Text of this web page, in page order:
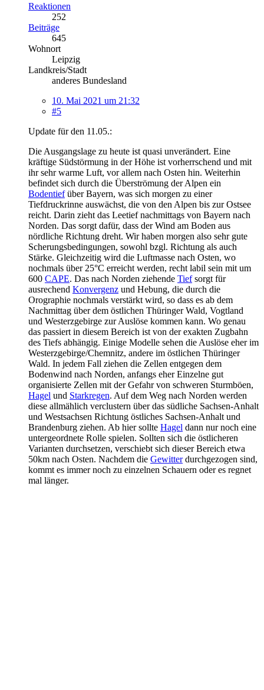
Reaktionen
252
Beiträge
645
Wohnort
Leipzig
Landkreis/Stadt
anderes Bundesland
10. Mai 2021 um 21:32
#5
Update für den 11.05.:
Die Ausgangslage zu heute ist quasi unverändert. Eine
kräftige Südstörmung in der Höhe ist vorherrschend und mit
ihr sehr warme Luft, vor allem nach Osten hin. Weiterhin
befindet sich durch die Überströmung der Alpen ein
Bodentiefüber Bayern, was sich morgen zu einer
Tiefdruckrinne auswächst, die von den Alpen bis zur Ostsee
reicht. Darin zieht das Leetief nachmittags von Bayern nach
Norden. Das sorgt dafür, dass der Wind am Boden aus
nördliche Richtung dreht. Wir haben morgen also sehr gute
Scherungsbedingungen, sowohl bzgl. Richtung als auch
Stärke. Gleichzeitig wird die Luftmasse nach Osten, wo
nochmals über 25°C erreicht werden, recht labil sein mit um
600 CAPE. Das nach Norden ziehende Tiefsorgt für
ausrechend Konvergenz und Hebung, die durch die
Orographie nochmals verstärkt wird, so dass es ab dem
Nachmittag über dem östlichen Thüringer Wald, Vogtland
und Westerzgebirge zur Auslöse kommen kann. Wo genau
das passiert in diesem Bereich ist von der exakten Zugbahn
des Tiefs abhängig. Einige Modelle sehen die Auslöse eher im
Westerzgebirge/Chemnitz, andere im östlichen Thüringer
Wald. In jedem Fall ziehen die Zellen entgegen dem
Bodenwind nach Norden, anfangs eher Einzelne gut
organisierte Zellen mit der Gefahr von schweren Sturmböen,
Hagel und Starkregen. Auf dem Weg nach Norden werden
diese allmählich verclustern über das südliche Sachsen-Anhalt
und Westsachsen Richtung östliches Sachsen-Anhalt und
Brandenburg ziehen. Ab hier sollte Hagel dann nur noch eine
untergeordnete Rolle spielen. Sollten sich die östlicheren
Varianten durchsetzen, verschiebt sich dieser Bereich etwa
50km nach Osten. Nachdem die Gewitterdurchgezogen sind,
kommt es immer noch zu einzelnen Schauern oder es regnet
mal länger.